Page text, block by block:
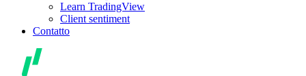
Learn TradingView
Client sentiment
Contatto